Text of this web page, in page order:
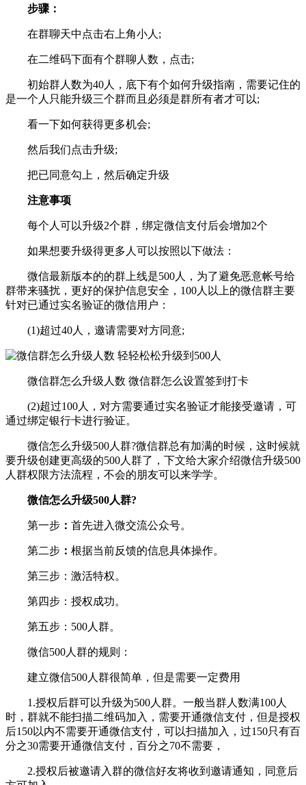
步骤：
在群聊天中点击右上角小人;
在二维码下面有个群聊人数，点击;
初始群人数为40人，底下有个如何升级指南，需要记住的
是一个人只能升级三个群而且必须是群所有者才可以;
看一下如何获得更多机会;
然后我们点击升级;
把已同意勾上，然后确定升级
注意事项
每个人可以升级2个群，绑定微信支付后会增加2个
如果想要升级得更多人可以按照以下做法：
微信最新版本的的群上线是500人，为了避免恶意帐号给
群带来骚扰，更好的保护信息安全，100人以上的微信群主要
针对已通过实名验证的微信用户：
(1)超过40人，邀请需要对方同意;
微信群怎么升级人数 微信群怎么设置签到打卡
(2)超过100人，对方需要通过实名验证才能接受邀请，可
通过绑定银行卡进行验证。
微信怎么升级500人群?微信群总有加满的时候，这时候就
要升级创建更高级的500人群了，下文给大家介绍微信升级500
人群权限方法流程，不会的朋友可以来学学。
微信怎么升级500人群?
第一步 ： 首先进入微交流公众号。
第二步 ： 根据当前反馈的信息具体操作。
第三步：激活特权。
第四步：授权成功。
第五步：500人群。
微信500人群的规则：
建立微信500人群很简单，但是需要一定费用
1.授权后群可以升级为500人群。一般当群人数满100人
时，群就不能扫描二维码加入，需要开通微信支付，但是授权
后150以内不需要开通微信支付，可以扫描加入，过150只有百
分之30需要开通微信支付，百分之70不需要，
2.授权后被邀请入群的微信好友将收到邀请通知，同意后